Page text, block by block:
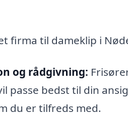
firma til dameklip i
og rådgivning:
passe bedst til din
du er tilfreds med.